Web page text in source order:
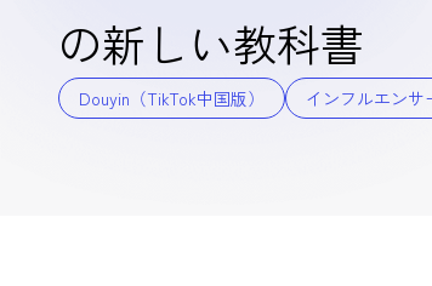
の新しい教科書
Douyin（TikTok中国版） インフルエンサ